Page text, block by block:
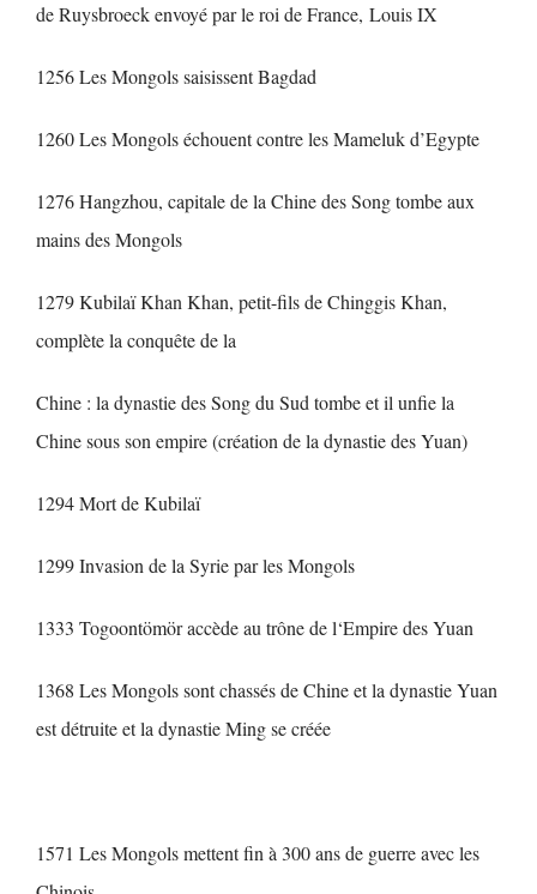
de Ruysbroeck envoyé par le roi de France, Louis IX
1256 Les Mongols saisissent Bagdad
1260 Les Mongols échouent contre les Mameluk d’Egypte
1276 Hangzhou, capitale de la Chine des Song tombe aux
mains des Mongols
1279 Kubilaï Khan Khan, petit-fils de Chinggis Khan,
complète la conquête de la
Chine : la dynastie des Song du Sud tombe et il unfie la
Chine sous son empire (création de la dynastie des Yuan)
1294 Mort de Kubilaï
1299 Invasion de la Syrie par les Mongols
1333 Togoontömör accède au trône de l‘Empire des Yuan
1368 Les Mongols sont chassés de Chine et la dynastie Yuan
est détruite et la dynastie Ming se créée
1571 Les Mongols mettent fin à 300 ans de guerre avec les